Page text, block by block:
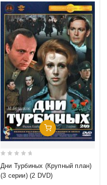
Добавить В Корзину
out
Дни Турбиных (Крупный план)
(3 серии) (2 DVD)